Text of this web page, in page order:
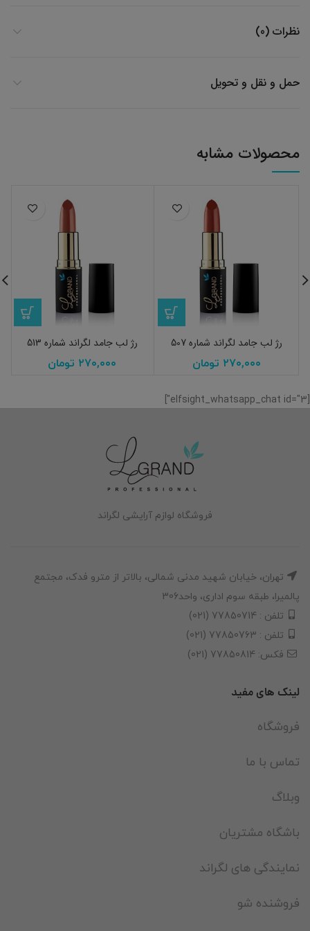
نظرات (0)
حمل و نقل و تحویل
محصولات مشابه
رژ لب جامد لگراند شماره 507
۲۷۰,۰۰۰ تومان
رژ لب جامد لگراند شماره 513
۲۷۰,۰۰۰ تومان
[elfsight_whatsapp_chat id="3"]
فروشگاه لوازم آرایشی لگراند
تهران، خیابان شهید مدنی شمالی، بالاتر از مترو فدک، مجتمع
پالمیرا، طبقه سوم اداری، واحد306
تلفن : 77850714 (021)
تلفن : 77850763 (021)
فکس: 77850814 (021)
لینک های مفید
فروشگاه
تماس با ما
وبلاگ
باشگاه مشتریان
نمایندگی های لگراند
فروشنده شو